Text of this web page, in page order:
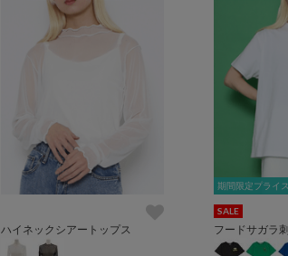
ハイネックシアートップス
期間限定プライス
期間限定プライス
SALE
フードサガラ